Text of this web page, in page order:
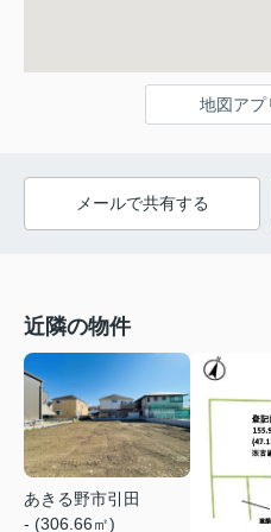
地図アプ
メールで共有する
近隣の物件
あきる野市引田
- (306.66㎡)